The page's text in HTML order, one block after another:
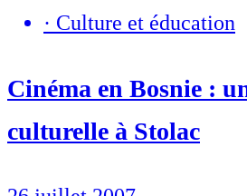
· Culture et éducation
Cinéma en Bosnie :
culturelle à Stolac